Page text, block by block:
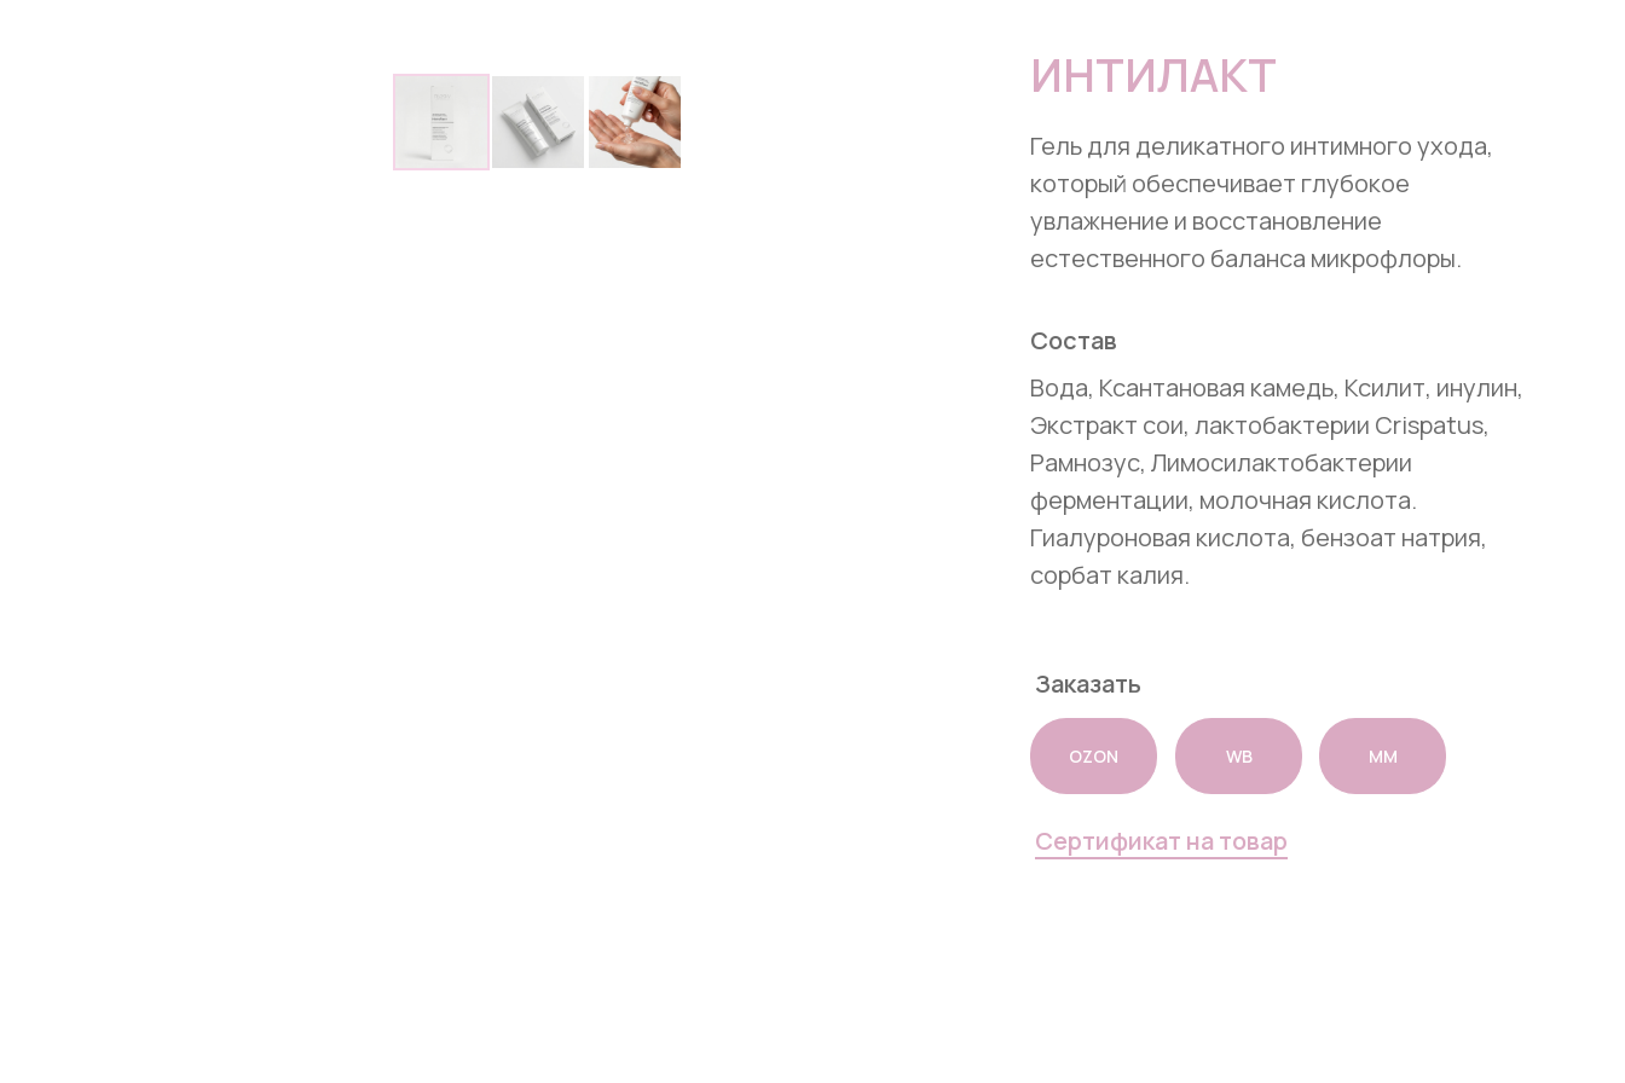
ИНТИЛАКТ
Вода, Ксантановая камедь, Ксилит, инулин,
Экстракт сои, лактобактерии Crispatus,
Рамнозус, Лимосилактобактерии
ферментации, молочная кислота.
Гиалуроновая кислота, бензоат натрия,
сорбат калия.
Сертификат на товар
Заказать
Состав
Гель для деликатного интимного ухода,
который обеспечивает глубокое
увлажнение и восстановление
естественного баланса микрофлоры.
ММ
WB
OZON